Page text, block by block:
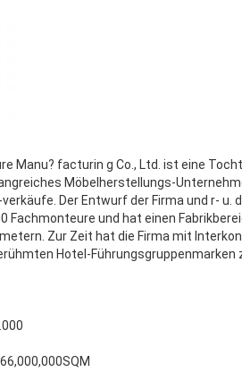
Manu? facturin g Co., Ltd. ist eine
Möbelherstellungs-
Der Entwurf der Firma und r-
Fachmonteure und hat einen
Zur Zeit hat die Firma mit
Hotel-